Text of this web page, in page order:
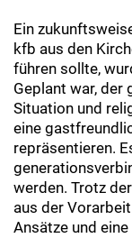
Ein
kfb aus den
führen sollte,
Geplant war, der
Situation und
eine
repräsentieren.
werden. Trotz
aus der
Ansätze und